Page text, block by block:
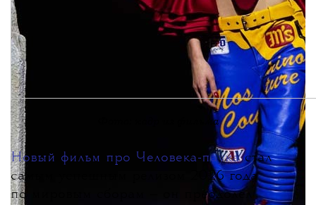
Фото: кадр из фильма
Новый фильм про Человека-паукастал
самым успешным релизом 2026 года
по мировым сборам
— он преодолел